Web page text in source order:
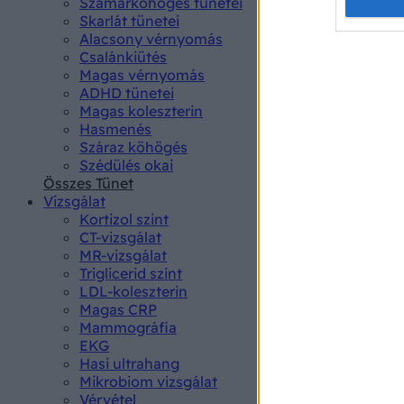
Skarlát tünetei
Alacsony vérnyomás
Csalánkiütés
Magas vérnyomás
ADHD tünetei
Magas koleszterin
Hasmenés
Száraz köhögés
Szédülés okai
Összes Tünet
Vizsgálat
Kortizol szint
CT-vizsgálat
MR-vizsgálat
Triglicerid szint
LDL-koleszterin
Magas CRP
Mammográfia
EKG
Hasi ultrahang
Mikrobiom vizsgálat
Vérvétel